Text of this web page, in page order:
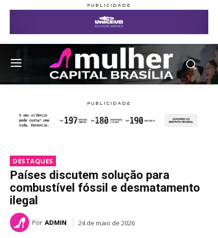
DESTAQUES
Países discutem solução para
combustível fóssil e desmatamento
ilegal
Por ADMIN 24 de maio de 2026